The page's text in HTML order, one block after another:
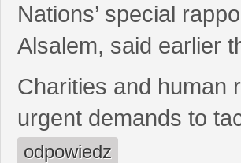
Nations’ special
Alsalem, said earlier
Charities and human
urgent demands to
odpowiedz